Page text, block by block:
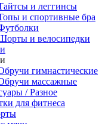
и леггинсы
и спортивные бра
и велосипедки
гимнастические
массажные
/ Разное
для фитнеса